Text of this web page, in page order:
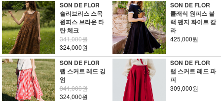
SON DE FLOR
슬리브리스 스목
원피스 브라운 타
탄 체크
341,000원
324,000원
SON DE FLOR
클래식 원피스 블
랙 팬지 화이트 칼
라
425,000원
SON DE FLOR
랩 스커트 레드 깅
엄
341,000원
324,000원
SON DE FLOR
랩 스커트 레드 파
피
309,000원